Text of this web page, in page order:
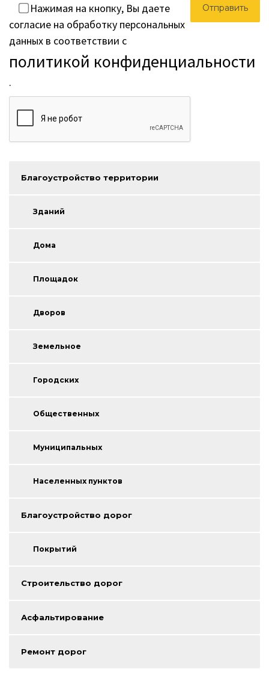
Нажимая на кнопку, Вы даете
согласие на обработку персональных
данных в соответствии с
политикой конфиденциальности
.
Благоустройство территории
Зданий
Дома
Площадок
Дворов
Земельное
Городских
Общественных
Муниципальных
Населенных пунктов
Благоустройство дорог
Покрытий
Строительство дорог
Асфальтирование
Ремонт дорог